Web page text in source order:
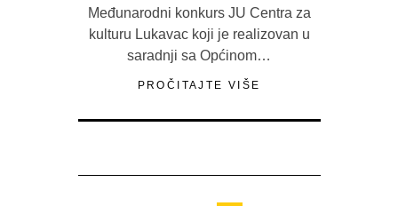
Međunarodni konkurs JU Centra za
kulturu Lukavac koji je realizovan u
saradnji sa Općinom…
PROČITAJTE VIŠE